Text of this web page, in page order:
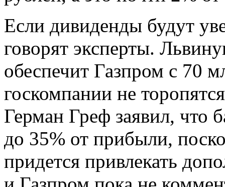
Если дивиденды будут
говорят эксперты.
обеспечит Газпром с 70
госкомпании не
Герман Греф заявил, что
до 35% от прибыли,
придется привлекать